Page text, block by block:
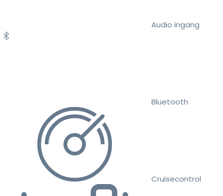
Audio ingang
Bluetooth
Cruisecontrol